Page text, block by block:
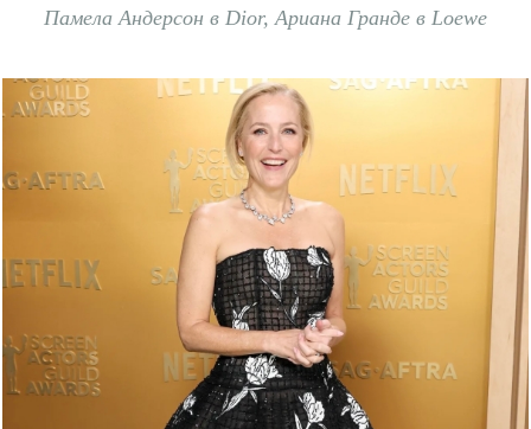
Памела Андерсон в Dior, Ариана Гранде в Loewe